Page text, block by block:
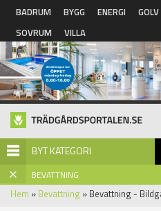
Hoppa till huvudinnehåll
BADRUM BYGG ENERGI GOLV
SOVRUM
VILLA
BYT KATEGORI
BEVATTNING
Hem » Bevattning » Bevattning -